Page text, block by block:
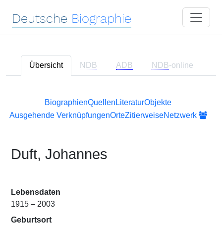
Deutsche Biographie
Übersicht NDB ADB NDB-online
BiographienQuellen LiteraturObjekte
Ausgehende VerknüpfungenOrteZitierweiseNetzwerk
Duft, Johannes
Lebensdaten
1915 – 2003
Geburtsort